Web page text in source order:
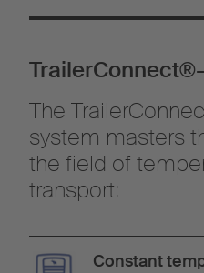
The
system masters
the field of
transport:
Constant